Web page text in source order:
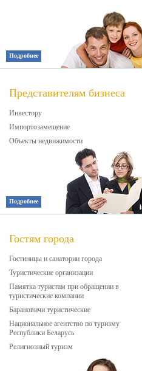
Подробнее
Представителям бизнеса
Инвестору
Импортозамещение
Объекты недвижимости
Подробнее
Гостям города
Гостиницы и санатории города
Туристические организации
Памятка туристам при обращении в
туристические компании
Барановичи туристические
Национальное агентство по туризму
Республики Беларусь
Религиозный туризм